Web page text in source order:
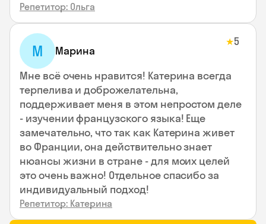
Репетитор: Ольга
М Марина
★5
Мне всё очень нравится! Катерина всегда
терпелива и доброжелательна,
поддерживает меня в этом непростом деле
- изучении французского языка! Еще
замечательно, что так как Катерина живет
во Франции, она действительно знает
нюансы жизни в стране - для моих целей
это очень важно! Отдельное спасибо за
индивидуальный подход!
Репетитор: Катерина